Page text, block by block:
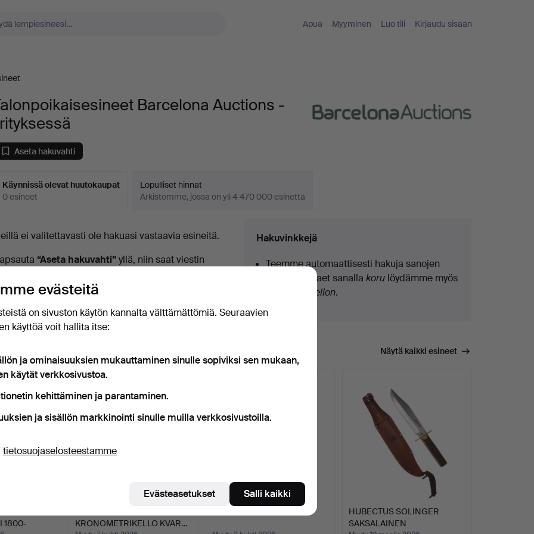
Apua Myyminen Luo tili Kirjaudu sisään
Barcelona Auctions -
Aseta hakuvahti
Käynnissä olevat huutokaupat
0 esineet
Lopulliset hinnat
Arkistomme, jossa on yli 4 470 000 esinettä
ei valitettavasti ole hakuasi vastaavia esineitä.
“Aseta hakuvahti”yllä, niin saat viestin
Hakuvinkkejä
Teemme automaattisesti hakuja sanojen
osilla. Jos haet sanallakoru löydämme myös
kellon.
esineet, jotka vastaavat hakuasi Näytä kaikki esineet
1800-
KRONOMETRIKELLO KVAR…
HUBECTUS SOLINGER
SAKSALAINEN
evästeitä
on sivuston käytön kannalta välttämättömiä. Seuraavien
käyttöä voit hallita itse:
ja ominaisuuksien mukauttaminen sinulle sopiviksi sen mukaan,
käytät verkkosivustoa.
kehittäminen ja parantaminen.
ja sisällön markkinointi sinulle muilla verkkosivustoilla.
tietosuojaselosteestamme
Evästeasetukset Salli kaikki